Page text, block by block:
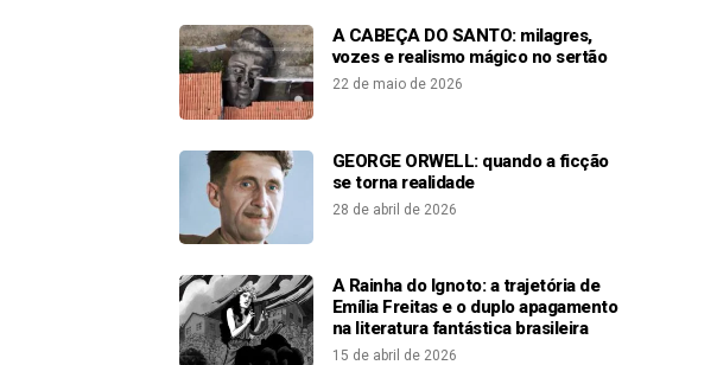
A CABEÇA DO SANTO: milagres,
vozes e realismo mágico no sertão
22 de maio de 2026
GEORGE ORWELL: quando a ficção
se torna realidade
28 de abril de 2026
A Rainha do Ignoto: a trajetória de
Emília Freitas e o duplo apagamento
na literatura fantástica brasileira
15 de abril de 2026